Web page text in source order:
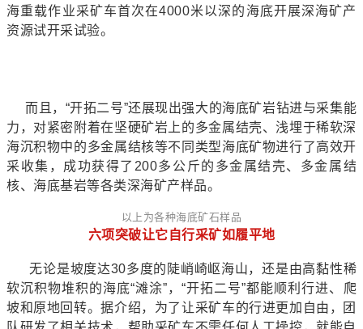
海重载作业采矿车首次在4000米以深的海底开展深海矿产
资源试开采试验。
而且，“开拓二号”还展现出强大的海底矿岩钻进与采集能
力，对紧密附着在坚硬矿岩上的多金属结壳、浅埋于稀软深
海沉积物中的多金属结核等不同类型海底矿物进行了高效开
采收集，成功获得了200多公斤的多金属结壳、多金属结
核、海底基岩等各类深海矿产样品。
以上为各种海底矿石样品
六项突破让它自行采矿如履平地
无论是坡度达30多度的陡峭崎岖海山，还是由高黏性稀
软沉积物堆积的海底“滩涂”，“开拓二号”都能顺利行进、爬
坡和原地回转。据介绍，为了让采矿车的行进更加自由，团